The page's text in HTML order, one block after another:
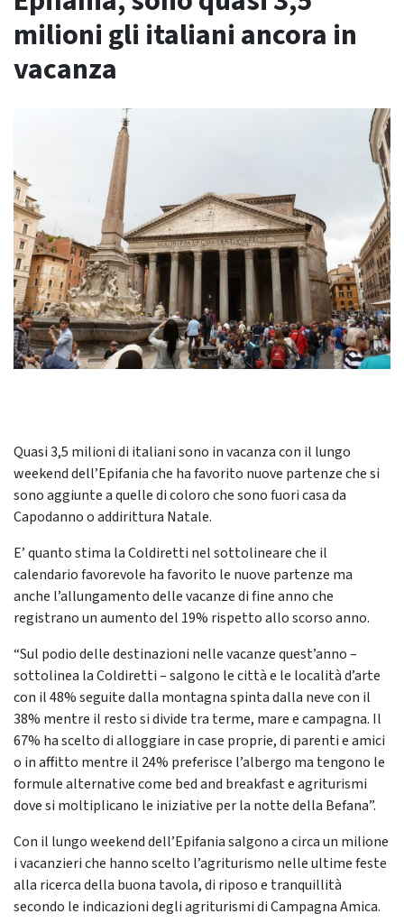
milioni gli italiani ancora in
vacanza
Quasi 3,5 milioni di italiani sono in vacanza con il lungo
weekend dell’Epifania che ha favorito nuove partenze che si
sono aggiunte a quelle di coloro che sono fuori casa da
Capodanno o addirittura Natale.
E’ quanto stima la Coldiretti nel sottolineare che il
calendario favorevole ha favorito le nuove partenze ma
anche l’allungamento delle vacanze di fine anno che
registrano un aumento del 19% rispetto allo scorso anno.
“Sul podio delle destinazioni nelle vacanze quest’anno –
sottolinea la Coldiretti – salgono le città e le località d’arte
con il 48% seguite dalla montagna spinta dalla neve con il
38% mentre il resto si divide tra terme, mare e campagna. Il
67% ha scelto di alloggiare in case proprie, di parenti e amici
o in affitto mentre il 24% preferisce l’albergo ma tengono le
formule alternative come bed and breakfast e agriturismi
dove si moltiplicano le iniziative per la notte della Befana”.
Con il lungo weekend dell’Epifania salgono a circa un milione
i vacanzieri che hanno scelto l’agriturismo nelle ultime feste
alla ricerca della buona tavola, di riposo e tranquillità
secondo le indicazioni degli agriturismi di Campagna Amica.